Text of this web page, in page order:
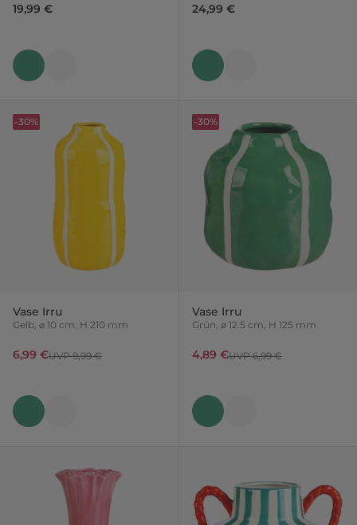
19,99 € 24,99 €
Vase Irru
Gelb, ⌀ 10 cm, H 210 mm
6,99 €UVP 9,99 €
-30%
Vase Irru
Grün, ⌀ 12.5 cm, H 125 mm
4,89 €UVP 6,99 €
-30%